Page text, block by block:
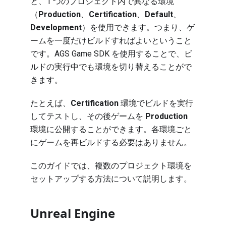
（ Production、 Certification、 Default、
Development）を使用できます。つまり、ゲ
ームを一度だけビルドすればよいということ
です。AGS Game SDK を使用することで、ビ
ルドの実行中でも環境を切り替えることがで
きます。
たとえば、 Certification 環境でビルドを実行
してテストし、その後ゲームを Production
環境に公開することができます。各環境ごと
にゲームを再ビルドする必要はありません。
このガイドでは、複数のプロジェクト環境を
セットアップする方法について説明します。
Unreal Engine